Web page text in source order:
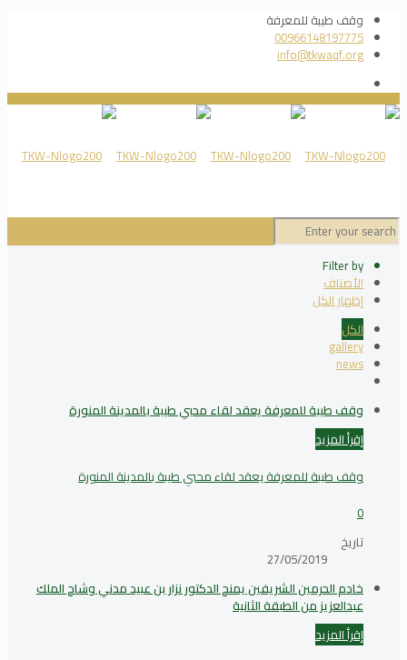
وقف طيبة للمعرفة
00966148197775
info@tkwaqf.org
Filter by
الأصناف
إظهار الكل
الكل
gallery
news
وقف طيبة للمعرفة يعقد لقاء محبي طيبة بالمدينة المنورة
إقرأ المزيد
وقف طيبة للمعرفة يعقد لقاء محبي طيبة بالمدينة المنورة
0
تاريخ
27/05/2019
خادم الحرمين الشريفين يمنح الدكتور نزار بن عبيد مدني وشاح الملك
عبدالعزيز من الطبقة الثانية
إقرأ المزيد